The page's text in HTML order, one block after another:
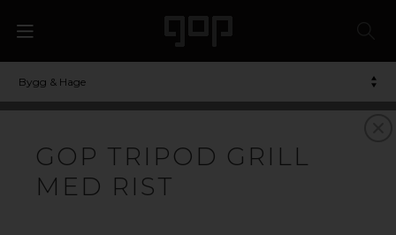
Bygg & Hage
GOP TRIPOD GRILL
MED RIST